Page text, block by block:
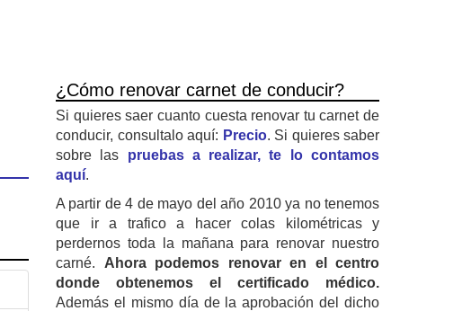
¿Cómo renovar carnet de conducir?
Si quieres saer cuanto cuesta renovar tu carnet de
conducir, consultalo aquí: Precio. Si quieres saber
sobre las pruebas a realizar, te lo contamos
aquí.
A partir de 4 de mayo del año 2010 ya no tenemos
que ir a trafico a hacer colas kilométricas y
perdernos toda la mañana para renovar nuestro
carné. Ahora podemos renovar en el centro
donde obtenemos el certificado médico.
Además el mismo día de la aprobación del dicho